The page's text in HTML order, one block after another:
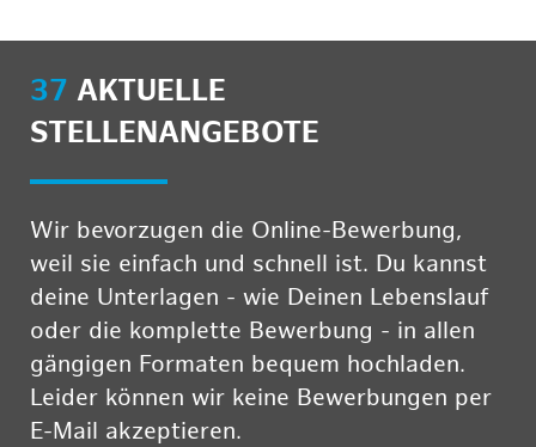
37 AKTUELLE
STELLENANGEBOTE
Wir bevorzugen die Online-Bewerbung,
weil sie einfach und schnell ist. Du kannst
deine Unterlagen - wie Deinen Lebenslauf
oder die komplette Bewerbung - in allen
gängigen Formaten bequem hochladen.
Leider können wir keine Bewerbungen per
E-Mail akzeptieren.